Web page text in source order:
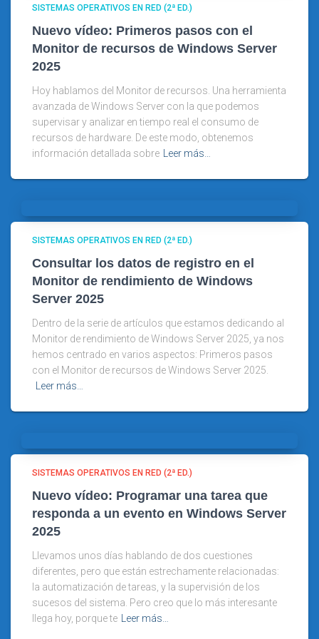
SISTEMAS OPERATIVOS EN RED (2ª ED.)
Nuevo vídeo: Primeros pasos con el
Monitor de recursos de Windows Server
2025
Hoy hablamos del Monitor de recursos. Una herramienta
avanzada de Windows Server con la que podemos
supervisar y analizar en tiempo real el consumo de
recursos de hardware. De este modo, obtenemos
información detallada sobre
Leer más…
SISTEMAS OPERATIVOS EN RED (2ª ED.)
Consultar los datos de registro en el
Monitor de rendimiento de Windows
Server 2025
Dentro de la serie de artículos que estamos dedicando al
Monitor de rendimiento de Windows Server 2025, ya nos
hemos centrado en varios aspectos: Primeros pasos
con el Monitor de recursos de Windows Server 2025.
Leer más…
SISTEMAS OPERATIVOS EN RED (2ª ED.)
Nuevo vídeo: Programar una tarea que
responda a un evento en Windows Server
2025
Llevamos unos días hablando de dos cuestiones
diferentes, pero que están estrechamente relacionadas:
la automatización de tareas, y la supervisión de los
sucesos del sistema. Pero creo que lo más interesante
llega hoy, porque te
Leer más…